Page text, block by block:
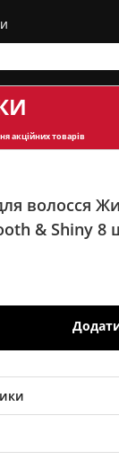
акційних товарів
волосся
& Shiny 8